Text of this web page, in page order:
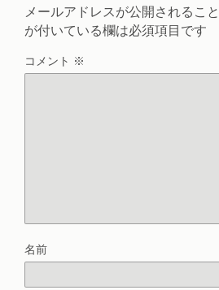
メールアドレスが公開されるこ
が付いている欄は必須項目です
コメント ※
名前